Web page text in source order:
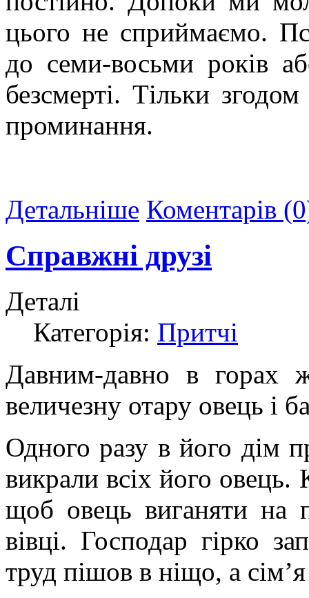
цього не сприймаємо.
до семи-восьми років
безсмерті. Тільки
проминання.
Детальніше Коментарів
Справжні друзі
Деталі
Категорія: Притчі
Давним-давно в горах
величезну отару овець і
Одного разу в його дім
викрали всіх його
щоб овець виганяти на
вівці. Господар гірко
труд пішов в ніщо, а